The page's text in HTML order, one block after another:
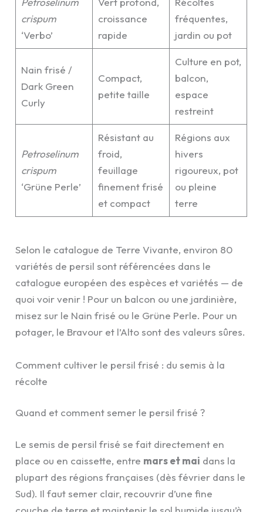
crispum
‘Verbo’
croissance
rapide
fréquentes,
jardin ou pot
Nain frisé /
Dark Green
Curly
Compact,
petite taille
Culture en pot,
balcon,
espace
restreint
Petroselinum
crispum
‘Grüne Perle’
Résistant au
froid,
feuillage
finement frisé
et compact
Régions aux
hivers
rigoureux, pot
ou pleine
terre
Selon le catalogue de Terre Vivante, environ 80
variétés de persil sont référencées dans le
catalogue européen des espèces et variétés — de
quoi voir venir ! Pour un balcon ou une jardinière,
misez sur le Nain frisé ou le Grüne Perle. Pour un
potager, le Bravour et l’Alto sont des valeurs sûres.
Comment cultiver le persil frisé : du semis à la
récolte
Quand et comment semer le persil frisé ?
Le semis de persil frisé se fait directement en
place ou en caissette, entre mars et mai dans la
plupart des régions françaises (dès février dans le
Sud). Il faut semer clair, recouvrir d’une fine